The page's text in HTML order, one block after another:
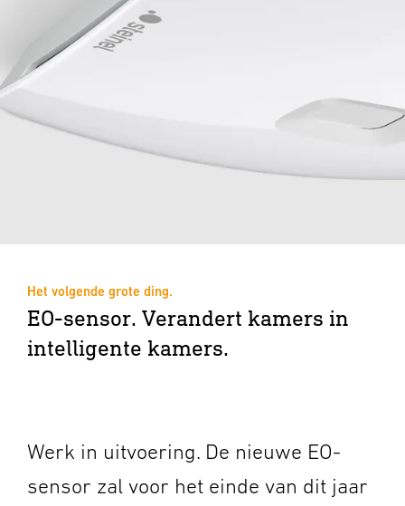
Het volgende grote ding.
EO-sensor. Verandert kamers in
intelligente kamers.
Werk in uitvoering. De nieuwe EO-
sensor zal voor het einde van dit jaar